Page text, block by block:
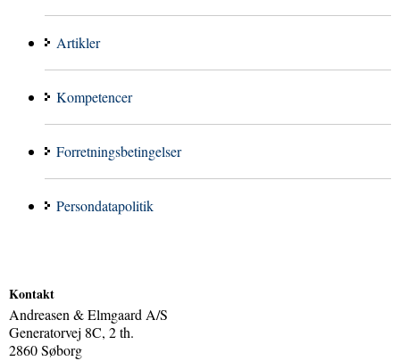
Artikler
Kompetencer
Forretningsbetingelser
Persondatapolitik
Kontakt
Andreasen & Elmgaard A/S
Generatorvej 8C, 2 th.
2860 Søborg